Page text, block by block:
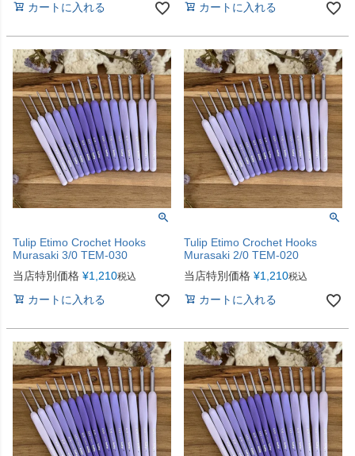
カートに入れる カートに入れる
Tulip Etimo Crochet Hooks
Murasaki 3/0 TEM-030
当店特別価格 ¥1,210税込
カートに入れる
Tulip Etimo Crochet Hooks
Murasaki 2/0 TEM-020
当店特別価格 ¥1,210税込
カートに入れる